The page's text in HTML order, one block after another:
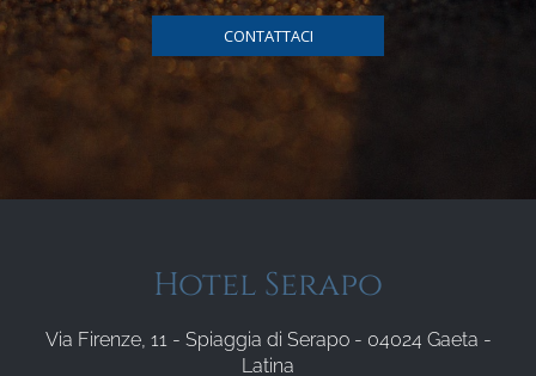
CONTATTACI
Hotel Serapo
Via Firenze, 11 - Spiaggia di Serapo - 04024 Gaeta -
Latina